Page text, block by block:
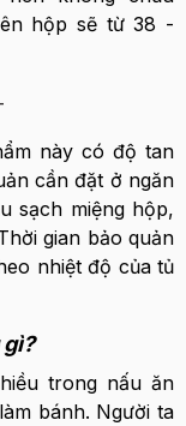
hộp sẽ từ 38 -
này có độ tan
cần đặt ở ngăn
sạch miệng hộp,
gian bảo quản
nhiệt độ của tủ
trong nấu ăn
bánh. Người ta